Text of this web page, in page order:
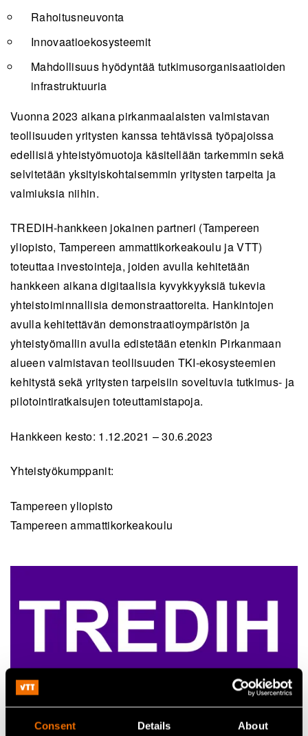
Consent Details About
Rahoitusneuvonta
Innovaatioekosysteemit
Mahdollisuus hyödyntää tutkimusorganisaatioiden
infrastruktuuria
Vuonna 2023 aikana pirkanmaalaisten valmistavan
teollisuuden yritysten kanssa tehtävissä työpajoissa
edellisiä yhteistyömuotoja käsitellään tarkemmin sekä
selvitetään yksityiskohtaisemmin yritysten tarpeita ja
valmiuksia niihin.
TREDIH-hankkeen jokainen partneri (Tampereen
yliopisto, Tampereen ammattikorkeakoulu ja VTT)
toteuttaa investointeja, joiden avulla kehitetään
hankkeen aikana digitaalisia kyvykkyyksiä tukevia
yhteistoiminnallisia demonstraattoreita. Hankintojen
avulla kehitettävän demonstraatioympäristön ja
yhteistyömallin avulla edistetään etenkin Pirkanmaan
alueen valmistavan teollisuuden TKI-ekosysteemien
kehitystä sekä yritysten tarpeisiin soveltuvia tutkimus- ja
pilotointiratkaisujen toteuttamistapoja.
Hankkeen kesto: 1.12.2021 – 30.6.2023
Yhteistyökumppanit:
Tampereen yliopisto
Tampereen ammattikorkeakoulu